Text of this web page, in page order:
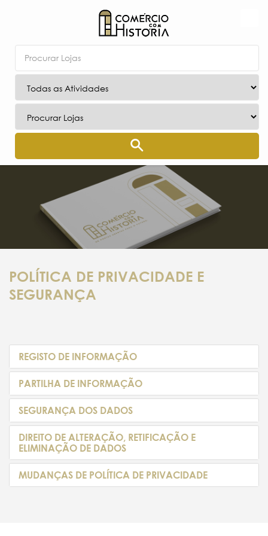
POLÍTICA DE PRIVACIDADE E
SEGURANÇA
REGISTO DE INFORMAÇÃO
PARTILHA DE INFORMAÇÃO
SEGURANÇA DOS DADOS
DIREITO DE ALTERAÇÃO, RETIFICAÇÃO E
ELIMINAÇÃO DE DADOS
MUDANÇAS DE POLÍTICA DE PRIVACIDADE